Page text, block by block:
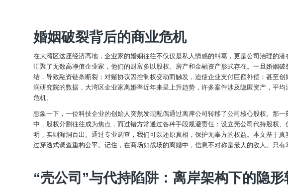
婚姻破裂背后的商业危机
在大湾区这座经济高地，企业家的婚姻往往不仅仅是私人情感的纠葛，更是公司治理的
汇聚了无数高净值企业家，他们的财富多以股权、房产和金融资产形式存在。一旦婚姻
结，导致融资链条断裂；对赌协议因控制权变动而触发，迫使企业支付巨额补偿；甚至
润研究院的数据，大湾区企业家离婚率近年来呈上升趋势，许多案件涉及隐匿资产，平
危机。
想象一下，一位科技企业的创始人突然发现配偶通过离岸公司转移了公司核心股权。那
中，股权分割往往成为焦点，而过错方常通过各种手段规避责任：设立壳公司代持股权
明，实则漏洞百出。通过专业调查，我们可以还原真相，保护无辜方的权益。本文基于
过穿透式调查重构公平。记住，在商场如战场的离婚中，信息不对称是最大的敌人。只有
“壳公司”与代持陷阱：离岸架构下的隐形